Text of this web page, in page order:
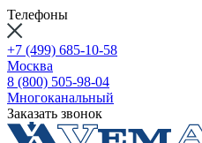
Телефоны
+7 (499) 685-10-58
Москва
8 (800) 505-98-04
Многоканальный
Заказать звонок